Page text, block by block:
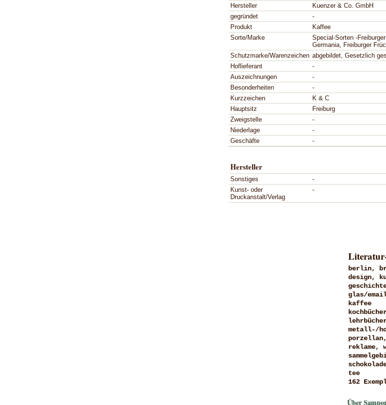
Hersteller
Kuenzer & Co. GmbH
gegründet
-
Produkt
Kaffee
Sorte/Marke
Special-Sorten -
Germania, Freiburger
Schutzmarke/Warenzeichen abgebildet, Gesetzlich
Hoflieferant
-
Auszeichnungen
-
Besonderheiten
-
Kurzzeichen
K & C
Hauptsitz
Freiburg
Zweigstelle
-
Niederlage
-
Geschäfte
-
Hersteller
Sonstiges
-
Kunst- oder
Druckanstalt/Verlag
-
berlin,
design,
glas/
kaffee
metall-/
reklame,
tee
162
Über